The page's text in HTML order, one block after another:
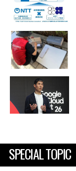
SPECIAL TOPIC